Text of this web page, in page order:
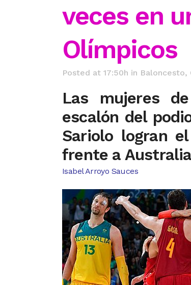
veces en
Olímpicos
Posted at 17:50h in Baloncesto,
Las mujeres
escalón del
Sariolo logran
frente a Australia
Isabel Arroyo Sauces